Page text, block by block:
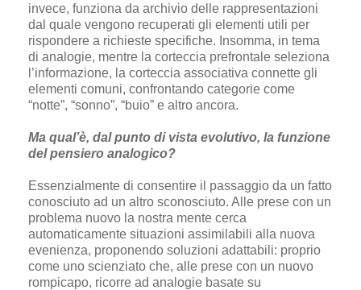
invece, funziona da archivio delle rappresentazioni
dal quale vengono recuperati gli elementi utili per
rispondere a richieste specifiche. Insomma, in tema
di analogie, mentre la corteccia prefrontale seleziona
l’informazione, la corteccia associativa connette gli
elementi comuni, confrontando categorie come
“notte”, “sonno”, “buio” e altro ancora.
Ma qual’è, dal punto di vista evolutivo, la funzione
del pensiero analogico?
Essenzialmente di consentire il passaggio da un fatto
conosciuto ad un altro sconosciuto. Alle prese con un
problema nuovo la nostra mente cerca
automaticamente situazioni assimilabili alla nuova
evenienza, proponendo soluzioni adattabili: proprio
come uno scienziato che, alle prese con un nuovo
rompicapo, ricorre ad analogie basate su